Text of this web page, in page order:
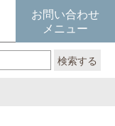
お問い合わせ
メニュー
検索する